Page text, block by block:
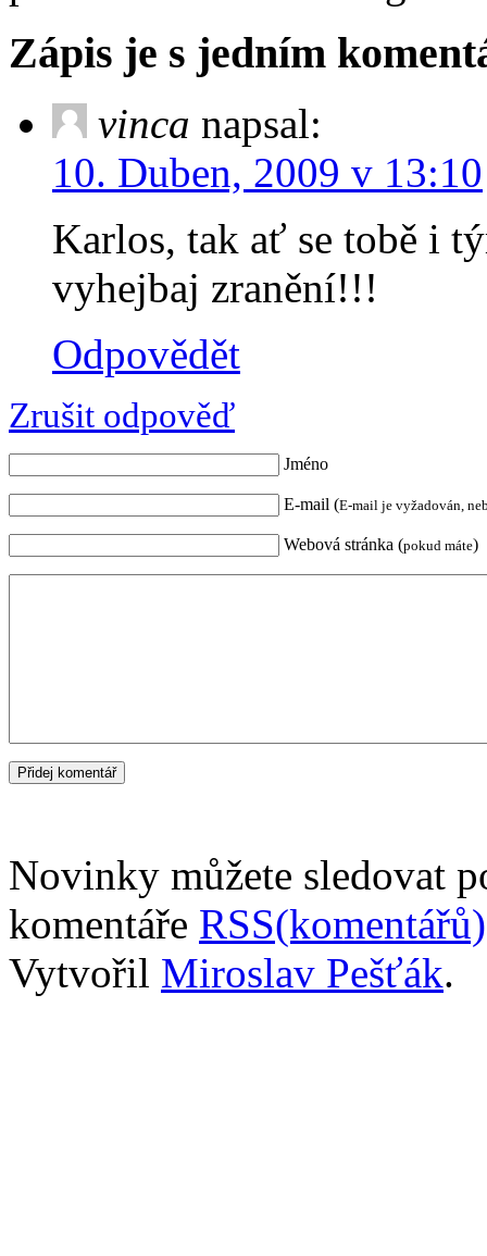
Zápis je s jedním
vinca napsal:
10. Duben, 2009 v 13:10
Karlos, tak ať se tobě i
vyhejbaj zranění!!!
Odpovědět
Zrušit odpověď
Jméno
E-mail (E-mail je vyžadován,
Webová stránka (pokud máte)
Novinky můžete sledovat
komentáře RSS(komentářů)
Vytvořil Miroslav Pešťák.